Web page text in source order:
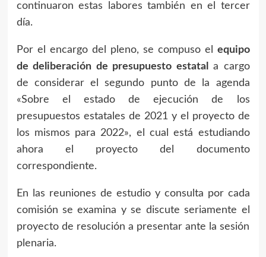
continuaron estas labores también en el tercer
día.
Por el encargo del pleno, se compuso el equipo
de deliberación de presupuesto estatal
a cargo
de considerar el segundo punto de la agenda
«Sobre el estado de ejecución de los
presupuestos estatales de 2021 y el proyecto de
los mismos para 2022», el cual está estudiando
ahora el proyecto del documento
correspondiente.
En las reuniones de estudio y consulta por cada
comisión se examina y se discute seriamente el
proyecto de resolución a presentar ante la sesión
plenaria.